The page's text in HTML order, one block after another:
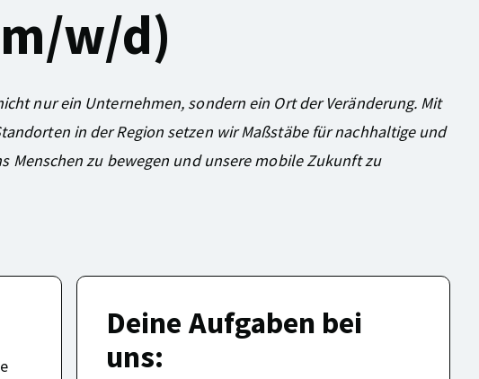
w/d)
nur ein Unternehmen, sondern ein Ort der Veränderung. Mit
in der Region setzen wir Maßstäbe für nachhaltige und
Menschen zu bewegen und unsere mobile Zukunft zu
Deine Aufgaben bei
uns: